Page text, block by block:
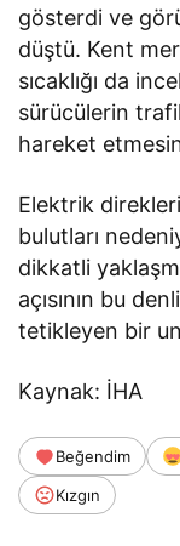
gösterdi ve
düştü. Kent
sıcaklığı da
sürücülerin
hareket
Elektrik
bulutları
dikkatli
açısının bu
tetikleyen bir
Kaynak: İHA
Beğendim
Kızgın